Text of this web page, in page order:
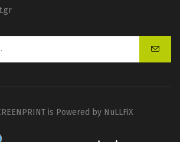
is Powered by NuLLFiX